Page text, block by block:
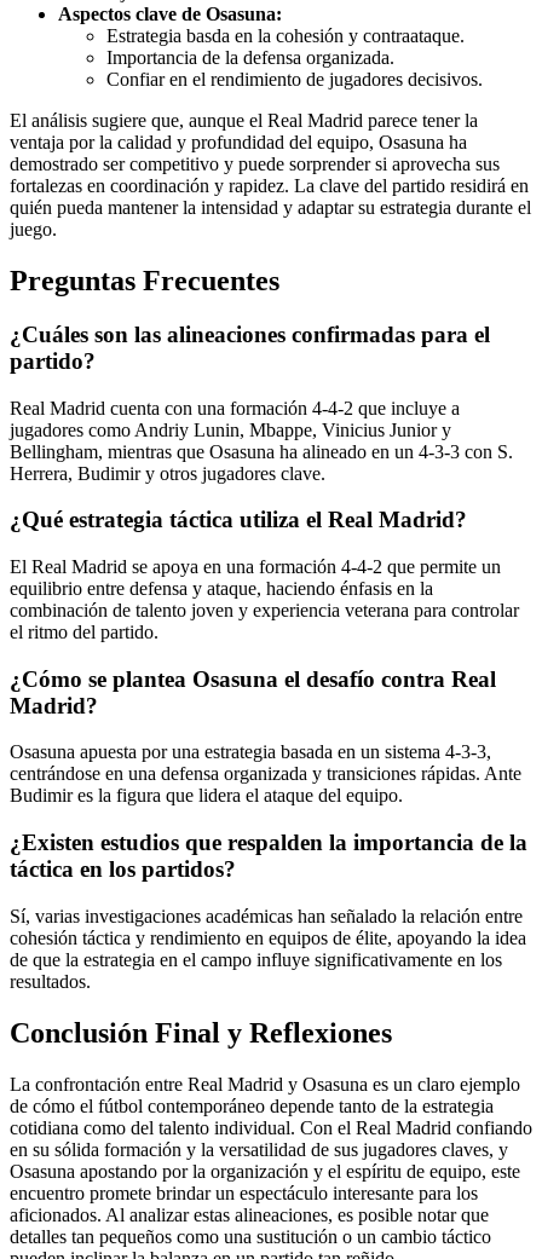
Aspectos clave de Osasuna:
Estrategia basda en la cohesión y contraataque.
Importancia de la defensa organizada.
Confiar en el rendimiento de jugadores decisivos.
El análisis sugiere que, aunque el Real Madrid parece tener la
ventaja por la calidad y profundidad del equipo, Osasuna ha
demostrado ser competitivo y puede sorprender si aprovecha sus
fortalezas en coordinación y rapidez. La clave del partido residirá en
quién pueda mantener la intensidad y adaptar su estrategia durante el
juego.
Preguntas Frecuentes
¿Cuáles son las alineaciones confirmadas para el
partido?
Real Madrid cuenta con una formación 4-4-2 que incluye a
jugadores como Andriy Lunin, Mbappe, Vinicius Junior y
Bellingham, mientras que Osasuna ha alineado en un 4-3-3 con S.
Herrera, Budimir y otros jugadores clave.
¿Qué estrategia táctica utiliza el Real Madrid?
El Real Madrid se apoya en una formación 4-4-2 que permite un
equilibrio entre defensa y ataque, haciendo énfasis en la
combinación de talento joven y experiencia veterana para controlar
el ritmo del partido.
¿Cómo se plantea Osasuna el desafío contra Real
Madrid?
Osasuna apuesta por una estrategia basada en un sistema 4-3-3,
centrándose en una defensa organizada y transiciones rápidas. Ante
Budimir es la figura que lidera el ataque del equipo.
¿Existen estudios que respalden la importancia de la
táctica en los partidos?
Sí, varias investigaciones académicas han señalado la relación entre
cohesión táctica y rendimiento en equipos de élite, apoyando la idea
de que la estrategia en el campo influye significativamente en los
resultados.
Conclusión Final y Reflexiones
La confrontación entre Real Madrid y Osasuna es un claro ejemplo
de cómo el fútbol contemporáneo depende tanto de la estrategia
cotidiana como del talento individual. Con el Real Madrid confiando
en su sólida formación y la versatilidad de sus jugadores claves, y
Osasuna apostando por la organización y el espíritu de equipo, este
encuentro promete brindar un espectáculo interesante para los
aficionados. Al analizar estas alineaciones, es posible notar que
detalles tan pequeños como una sustitución o un cambio táctico